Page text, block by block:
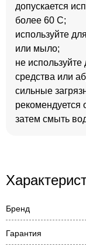
допускается
более 60 С;
используйте
или мыло;
не
средства или
сильные
рекомендуется
затем смыть
Бренд
Гарантия